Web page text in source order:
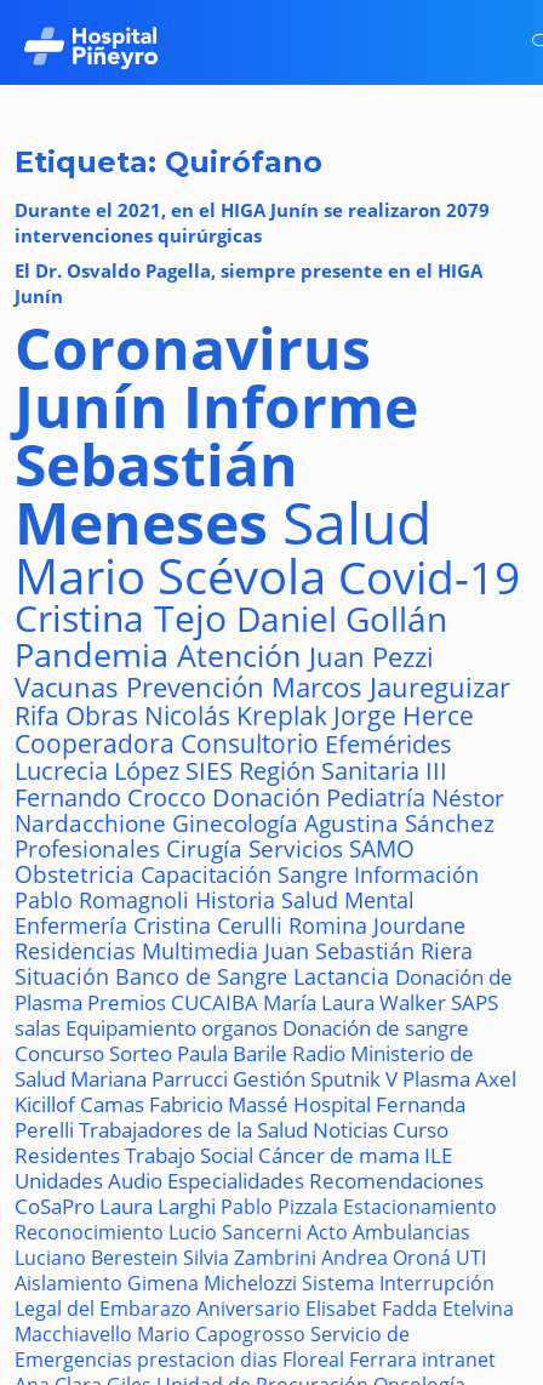
Etiqueta: Quirófano
Durante el 2021, en el HIGA Junín se realizaron 2079
intervenciones quirúrgicas
El Dr. Osvaldo Pagella, siempre presente en el HIGA
Junín
Coronavirus
Junín Informe
Sebastián
Meneses Salud
Mario Scévola Covid-19
Cristina Tejo Daniel Gollán
Pandemia Atención Juan Pezzi
Vacunas Prevención Marcos Jaureguizar
Rifa Obras Nicolás Kreplak Jorge Herce
Cooperadora Consultorio Efemérides
Lucrecia López SIES Región Sanitaria III
Fernando Crocco Donación Pediatría Néstor
Nardacchione Ginecología Agustina Sánchez
Profesionales Cirugía Servicios SAMO
Obstetricia Capacitación Sangre Información
Pablo Romagnoli Historia Salud Mental
Enfermería Cristina Cerulli Romina Jourdane
Residencias Multimedia Juan Sebastián Riera
Situación Banco de Sangre Lactancia Donación de
Plasma Premios CUCAIBA María Laura WalkerSAPS
salas Equipamiento organos Donación de sangre
ConcursoSorteo Paula Barile Radio Ministerio de
Salud Mariana Parrucci Gestión Sputnik V Plasma Axel
KicillofCamas Fabricio Massé Hospital Fernanda
Perelli Trabajadores de la Salud Noticias Curso
ResidentesTrabajo Social Cáncer de mama ILE
UnidadesAudio Especialidades Recomendaciones
CoSaPro Laura Larghi Pablo Pizzala Estacionamiento
Reconocimiento Lucio Sancerni Acto Ambulancias
Luciano Berestein Silvia Zambrini Andrea Oroná UTI
Aislamiento Gimena Michelozzi Sistema Interrupción
Legal del Embarazo Aniversario Elisabet Fadda Etelvina
Macchiavello Mario Capogrosso Servicio de
Emergencias prestacion dias Floreal Ferrara intranet